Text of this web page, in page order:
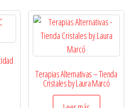
Terapias Alternativas – Tienda
Cristales by Laura Marcó